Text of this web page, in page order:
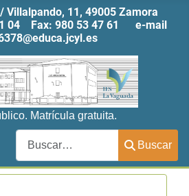
Villalpando, 11, 49005 Zamora
04 Fax: 980 53 47 61 e-mail
Matrícula gratuita.
Buscar